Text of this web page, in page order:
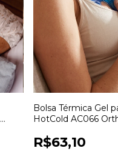
Bolsa Térmica Gel
HotCold AC066
R$63,10